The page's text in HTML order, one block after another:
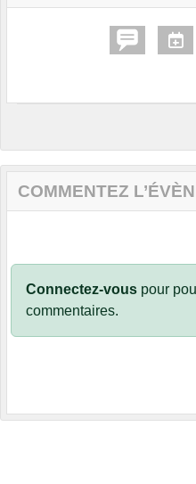
COMMENTEZ
Connectez-vous pour
commentaires.